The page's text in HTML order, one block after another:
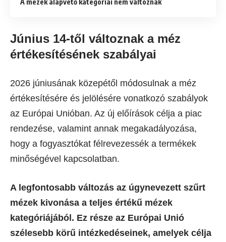
Június 14-től változnak a méz
értékesítésének szabályai
2026 júniusának közepétől módosulnak a méz
értékesítésére és jelölésére vonatkozó szabályok
az Európai Unióban. Az új előírások célja a piac
rendezése, valamint annak megakadályozása,
hogy a fogyasztókat félrevezessék a termékek
minőségével kapcsolatban.
A legfontosabb változás az úgynevezett szűrt
mézek kivonása a teljes értékű mézek
kategóriájából. Ez része az Európai Unió
szélesebb körű intézkedéseinek, amelyek célja